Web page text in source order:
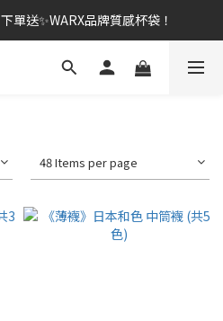
最低$149起】✨立即下單！
單送✨WARX品牌質感杯袋！
最低$149起】✨立即下單！
48 Items per page